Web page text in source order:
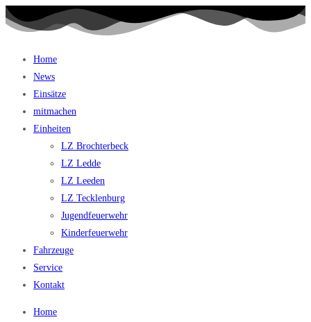
Home
News
Einsätze
mitmachen
Einheiten
LZ Brochterbeck
LZ Ledde
LZ Leeden
LZ Tecklenburg
Jugendfeuerwehr
Kinderfeuerwehr
Fahrzeuge
Service
Kontakt
Home